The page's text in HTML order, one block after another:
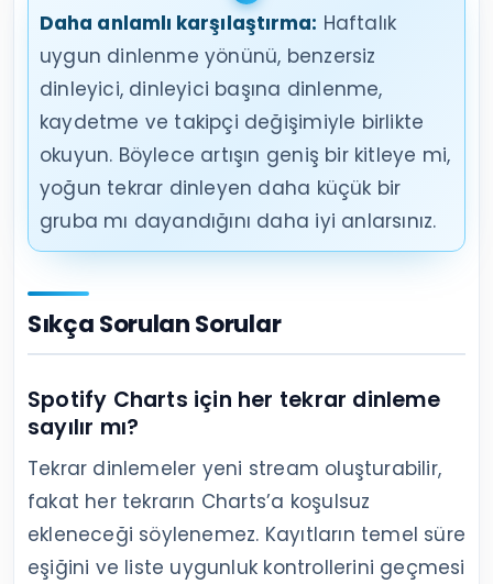
Daha anlamlı karşılaştırma: Haftalık
uygun dinlenme yönünü, benzersiz
dinleyici, dinleyici başına dinlenme,
kaydetme ve takipçi değişimiyle birlikte
okuyun. Böylece artışın geniş bir kitleye mi,
yoğun tekrar dinleyen daha küçük bir
gruba mı dayandığını daha iyi anlarsınız.
Sıkça Sorulan Sorular
Spotify Charts için her tekrar dinleme
sayılır mı?
Tekrar dinlemeler yeni stream oluşturabilir,
fakat her tekrarın Charts’a koşulsuz
ekleneceği söylenemez. Kayıtların temel süre
eşiğini ve liste uygunluk kontrollerini geçmesi